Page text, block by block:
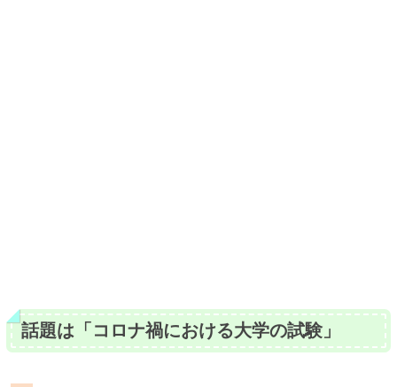
話題は「コロナ禍における大学の試験」